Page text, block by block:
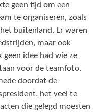
geen tijd om een
te organiseren, zoals
buitenland. Er waren
maar ook
geen idee had wie ze
voor de teamfoto.
doordat de
het veel te
die gelegd moesten